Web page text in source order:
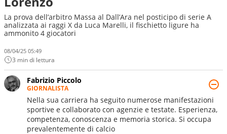
La prova dell’arbitro Massa al Dall’Ara nel posticipo di serie A
analizzata ai raggi X da Luca Marelli, il fischietto ligure ha
ammonito 4 giocatori
08/04/25 05:49
3 min di lettura
Fabrizio Piccolo
GIORNALISTA
Nella sua carriera ha seguito numerose manifestazioni
sportive e collaborato con agenzie e testate. Esperienza,
competenza, conoscenza e memoria storica. Si occupa
prevalentemente di calcio